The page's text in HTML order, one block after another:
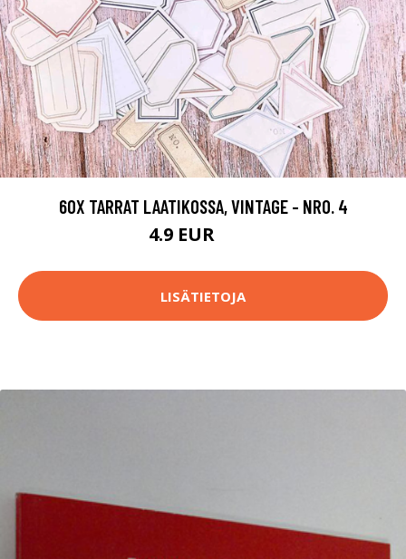
60X TARRAT LAATIKOSSA, VINTAGE - NRO. 4
4.9 EUR
LISÄTIETOJA